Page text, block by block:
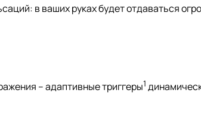
в ваших руках будет отдаваться
– адаптивные триггеры1